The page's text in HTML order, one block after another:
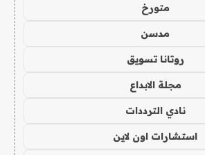
متورخ
مدسن
روتانا تسويق
مجلة الابداع
نادي الترددات
استشارات اون لاين